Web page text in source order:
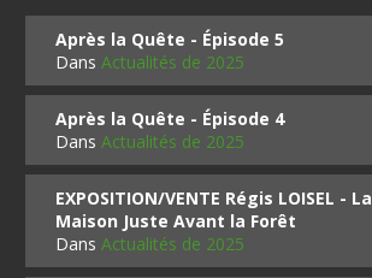
Après la Quête - Épisode 5
DansActualités de 2025
Après la Quête - Épisode 4
DansActualités de 2025
EXPOSITION/VENTE Régis LOISEL -
Maison Juste Avant la Forêt
DansActualités de 2025